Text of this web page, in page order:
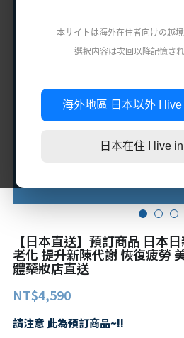
本サイトは海外在住者向けの越
選択内容は次回以降記憶さ
海外地區 日本以外 I
日本在住 I live
美妝
保健/腸胃保健
第一類醫藥品
第二三類醫藥品
感冒/發燒/止痛/痠痛
處方/醫學康復治療藥品
親子/嬰幼兒用品
關於我們
實體店鋪資訊
公司簡介
條款．保護政策
使用條款
個人資料保護政策
特定商取引法に基づく表記
登錄/註冊
搜索
【日本直送】預訂商品 日本
老化 提升新陳代謝 恢復疲勞
體藥妝店直送
NT$4,590
請注意 此為預訂商品~!!
疲勞痠痛
減肥瘦身
美容美白
美妝相關